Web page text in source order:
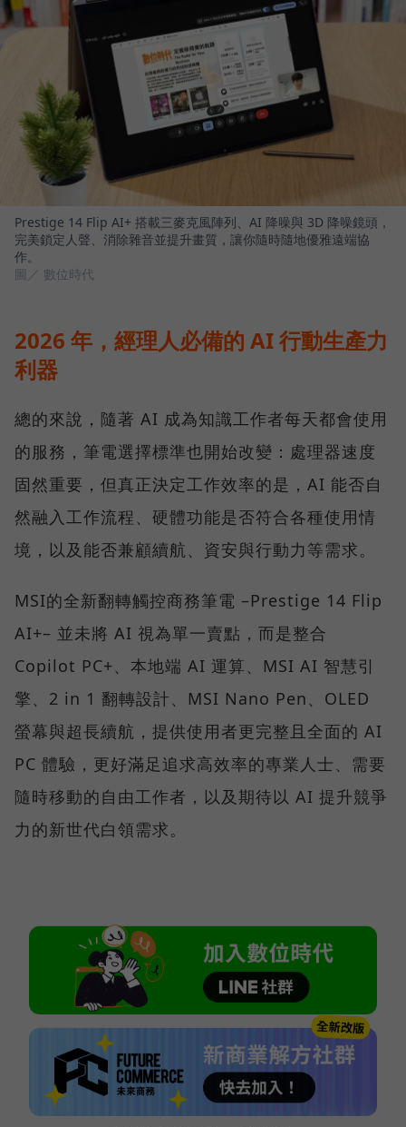
Prestige 14 Flip AI+ 搭載三麥克風陣列、AI 降噪與 3D 降噪鏡頭，
完美鎖定人聲、消除雜音並提升畫質，讓你隨時隨地優雅遠端協
作。
圖／ 數位時代
2026 年，經理人必備的 AI 行動生產力
利器
總的來說，隨著 AI 成為知識工作者每天都會使用
的服務，筆電選擇標準也開始改變：處理器速度
固然重要，但真正決定工作效率的是，AI 能否自
然融入工作流程、硬體功能是否符合各種使用情
境，以及能否兼顧續航、資安與行動力等需求。
MSI的全新翻轉觸控商務筆電 –Prestige 14 Flip
AI+– 並未將 AI 視為單一賣點，而是整合
Copilot PC+、本地端 AI 運算、MSI AI 智慧引
擎、2 in 1 翻轉設計、MSI Nano Pen、OLED
螢幕與超長續航，提供使用者更完整且全面的 AI
PC 體驗，更好滿足追求高效率的專業人士、需要
隨時移動的自由工作者，以及期待以 AI 提升競爭
力的新世代白領需求。